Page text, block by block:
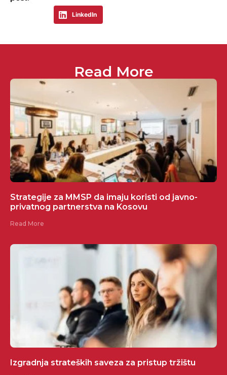
LinkedIn
Read More
Strategije za MMSP da imaju koristi od javno-
privatnog partnerstva na Kosovu
Read More
Izgradnja strateških saveza za pristup tržištu